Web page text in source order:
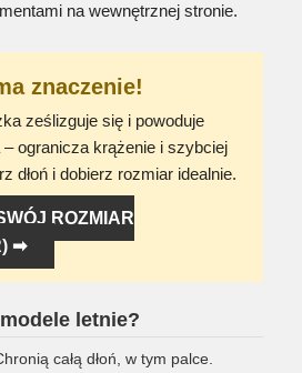
na wewnętrznej stronie.
znaczenie!
ześlizguje się i powoduje
ogranicza krążenie i szybciej
dłoń i dobierz rozmiar idealnie.
ROZMIAR
➡
letnie?
całą dłoń, w tym palce.